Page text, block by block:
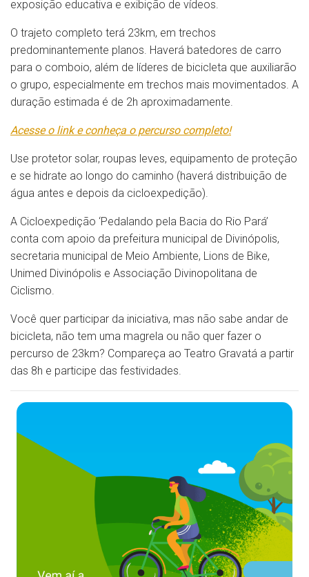
exposição educativa e exibição de vídeos.
O trajeto completo terá 23km, em trechos
predominantemente planos. Haverá batedores de carro
para o comboio, além de líderes de bicicleta que auxiliarão
o grupo, especialmente em trechos mais movimentados. A
duração estimada é de 2h aproximadamente.
Acesse o link e conheça o percurso completo!
Use protetor solar, roupas leves, equipamento de proteção
e se hidrate ao longo do caminho (haverá distribuição de
água antes e depois da cicloexpedição).
A Cicloexpedição ‘Pedalando pela Bacia do Rio Pará’
conta com apoio da prefeitura municipal de Divinópolis,
secretaria municipal de Meio Ambiente, Lions de Bike,
Unimed Divinópolis e Associação Divinopolitana de
Ciclismo.
Você quer participar da iniciativa, mas não sabe andar de
bicicleta, não tem uma magrela ou não quer fazer o
percurso de 23km? Compareça ao Teatro Gravatá a partir
das 8h e participe das festividades.